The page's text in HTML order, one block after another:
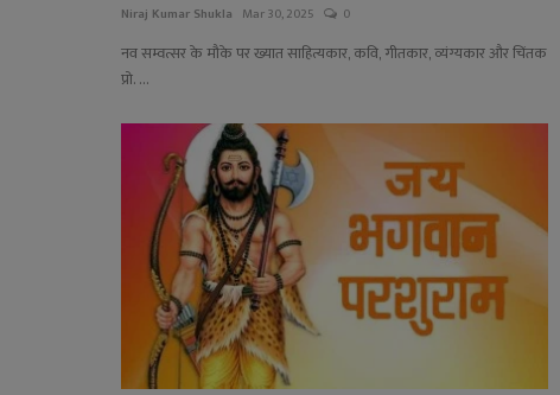
Niraj Kumar Shukla Mar 30, 2025 0
नव सम्वत्सर के मौके पर ख्यात साहित्यकार, कवि, गीतकार, व्यंग्यकार और चिंतक
प्रो. ...